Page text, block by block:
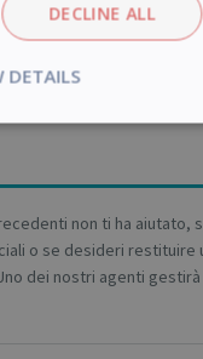
presenti righe sul
lo scanner (Windows)
non ti ha aiutato,
o se desideri restituire
dei nostri agenti
DECLINE ALL
DETAILS
Functionality